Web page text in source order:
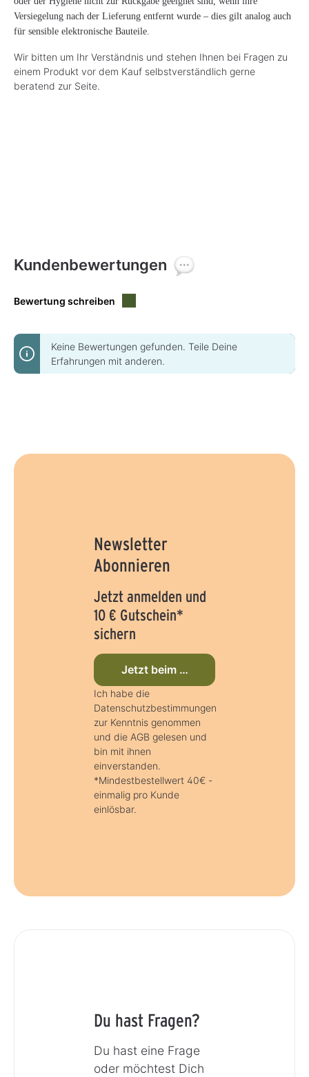
Versiegelung nach der Lieferung entfernt wurde – dies gilt analog auch
für sensible elektronische Bauteile.
Wir bitten um Ihr Verständnis und stehen Ihnen bei Fragen zu
einem Produkt vor dem Kauf selbstverständlich gerne
beratend zur Seite.
Kundenbewertungen
Bewertung schreiben
Keine Bewertungen gefunden. Teile Deine
Erfahrungen mit anderen.
Newsletter
Abonnieren
Jetzt anmelden und
10 € Gutschein*
sichern
Jetzt beim Newsletter anmelden
Ich habe die
Datenschutzbestimmungen
zur Kenntnis genommen
und die AGB gelesen und
bin mit ihnen
einverstanden.
*Mindestbestellwert 40€ -
einmalig pro Kunde
einlösbar.
Du hast Fragen?
Du hast eine Frage
oder möchtest Dich